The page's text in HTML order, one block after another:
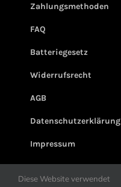
Zahlungsmethoden
FAQ
Batteriegesetz
Widerrufsrecht
AGB
Datenschutzerklärung
Impressum
Diese Website verwendet